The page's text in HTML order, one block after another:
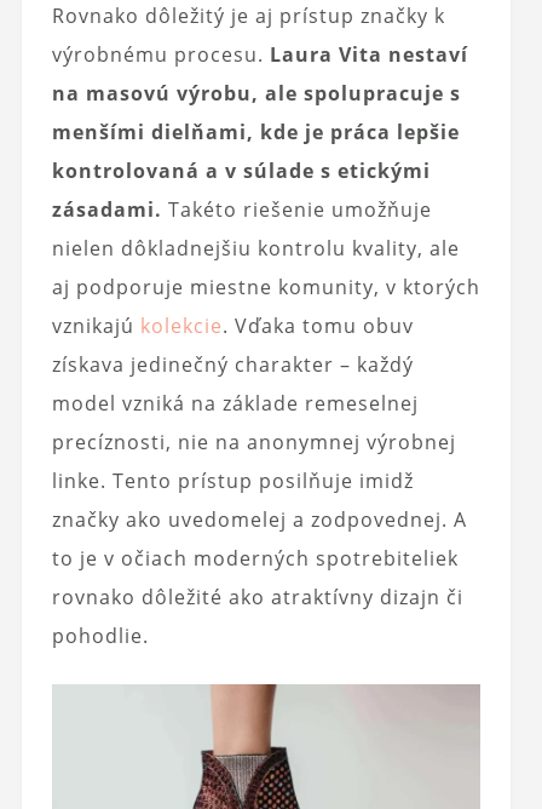
Rovnako dôležitý je aj prístup značky k
výrobnému procesu. Laura Vita nestaví
na masovú výrobu, ale spolupracuje s
menšími dielňami, kde je práca lepšie
kontrolovaná a v súlade s etickými
zásadami. Takéto riešenie umožňuje
nielen dôkladnejšiu kontrolu kvality, ale
aj podporuje miestne komunity, v ktorých
vznikajú kolekcie. Vďaka tomu obuv
získava jedinečný charakter – každý
model vzniká na základe remeselnej
precíznosti, nie na anonymnej výrobnej
linke. Tento prístup posilňuje imidž
značky ako uvedomelej a zodpovednej. A
to je v očiach moderných spotrebiteliek
rovnako dôležité ako atraktívny dizajn či
pohodlie.